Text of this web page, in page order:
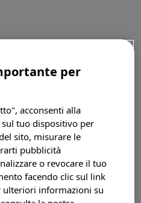
DELLA
LA PAROTITE?
DALLA PAROTITE?
per
acconsenti alla
tuo dispositivo per
sito, misurare le
pubblicità
o revocare il tuo
facendo clic sul link
ulteriori informazioni su